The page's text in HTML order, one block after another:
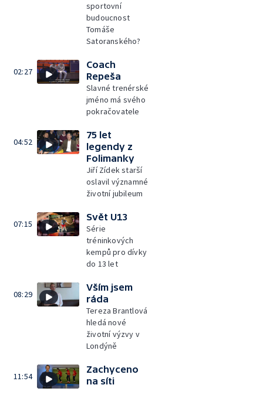
sportovní
budoucnost
Tomáše
Satoranského?
02:27
Coach
Repeša
Slavné trenérské
jméno má svého
pokračovatele
04:52
75 let
legendy z
Folimanky
Jiří Zídek starší
oslavil významné
životní jubileum
07:15
Svět U13
Série
tréninkových
kempů pro dívky
do 13 let
08:29
Vším jsem
ráda
Tereza Brantlová
hledá nové
životní výzvy v
Londýně
11:54
Zachyceno
na síti